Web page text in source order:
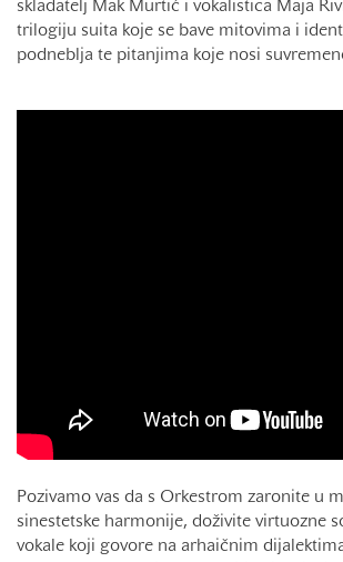
skladatelj Mak Murtić i vokalistica Maja
trilogiju suita koje se bave mitovima i
podneblja te pitanjima koje nosi
Pozivamo vas da s Orkestrom zaronite u
sinestetske harmonije, doživite virtuozne
vokale koji govore na arhaičnim